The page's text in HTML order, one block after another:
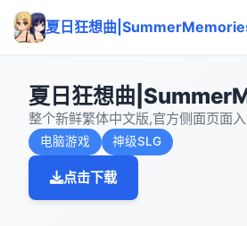
夏日狂想曲
夏日狂想曲
整个新鲜繁体中文版,官方侧面页面
电脑游戏 神级SLG
点击下载